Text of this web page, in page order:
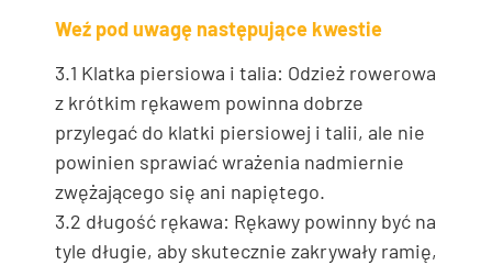
Weź pod uwagę następujące kwestie
3.1 Klatka piersiowa i talia: Odzież rowerowa
z krótkim rękawem powinna dobrze
przylegać do klatki piersiowej i talii, ale nie
powinien sprawiać wrażenia nadmiernie
zwężającego się ani napiętego.
3.2 długość rękawa: Rękawy powinny być na
tyle długie, aby skutecznie zakrywały ramię,